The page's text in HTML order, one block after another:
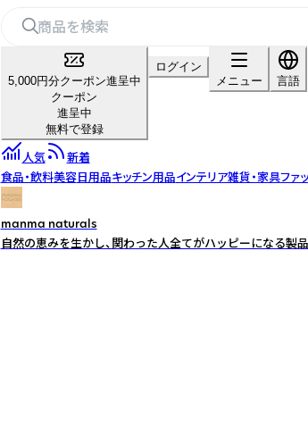
5,000円分クーポン進呈中
クーポン
進呈中
無料で登録
ログイン
メニュー
言語
人気
新着
食品・飲料美容日用品キッチン用品インテリア雑貨・家具ファ
manma naturals
自然の恵みを生かし、関わった人全てがハッピーになる製